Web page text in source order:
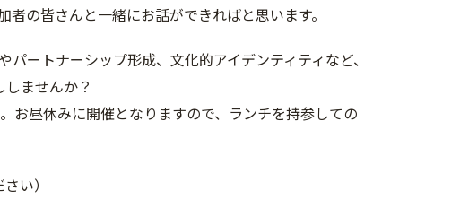
の皆さんと一緒にお話ができればと思います。
ートナーシップ形成、文化的アイデンティティなど、
ませんか？
お昼休みに開催となりますので、ランチを持参しての
い）